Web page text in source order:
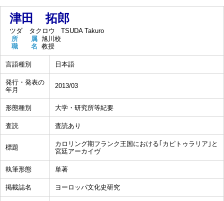
津田 拓郎
ツダ タクロウ
TSUDA Takuro
所 属 旭川校
職 名 教授
言語種別 日本語
発行・発表の
年月
2013/03
形態種別 大学・研究所等紀要
査読 査読あり
標題
カロリング期フランク王国における｢カピトゥラリア｣と
宮廷アーカイヴ
執筆形態 単著
掲載誌名 ヨーロッパ文化史研究